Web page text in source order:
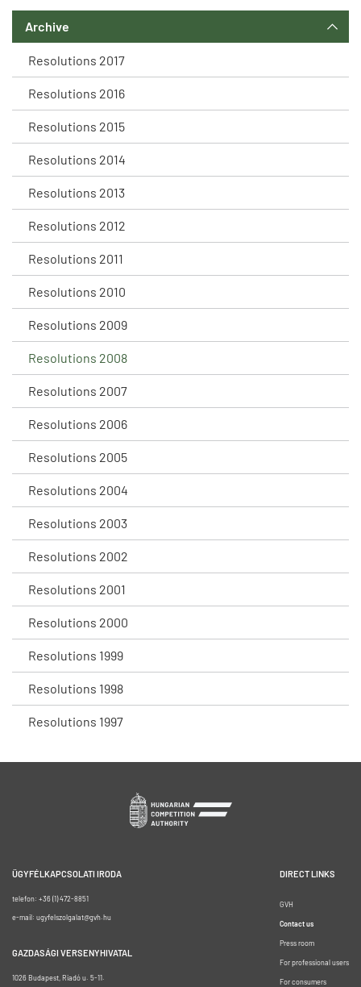
Archive
Resolutions 2017
Resolutions 2016
Resolutions 2015
Resolutions 2014
Resolutions 2013
Resolutions 2012
Resolutions 2011
Resolutions 2010
Resolutions 2009
Resolutions 2008
Resolutions 2007
Resolutions 2006
Resolutions 2005
Resolutions 2004
Resolutions 2003
Resolutions 2002
Resolutions 2001
Resolutions 2000
Resolutions 1999
Resolutions 1998
Resolutions 1997
ÜGYFÉLKAPCSOLATI IRODA
telefon: +36 (1) 472-8851
e-mail: ugyfelszolgalat@gvh.hu
GAZDASÁGI VERSENYHIVATAL
1026 Budapest, Riadó u. 5-11.
DIRECT LINKS
GVH
Contact us
Press room
For professional users
For consumers